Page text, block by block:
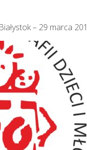
– 29 marca